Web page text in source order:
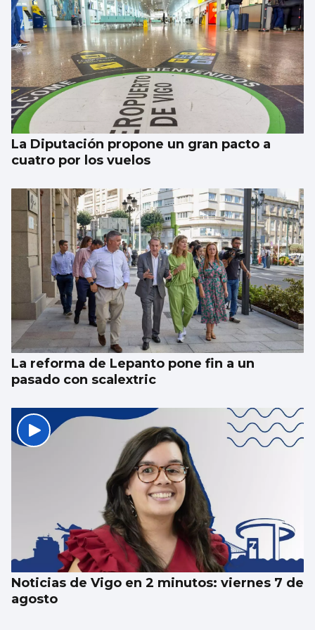
MLS
Brais Méndez, a gol por partido en
Columbus
La Diputación propone un gran pacto a
cuatro por los vuelos
La reforma de Lepanto pone fin a un
pasado con scalextric
Noticias de Vigo en 2 minutos: viernes 7 de
agosto